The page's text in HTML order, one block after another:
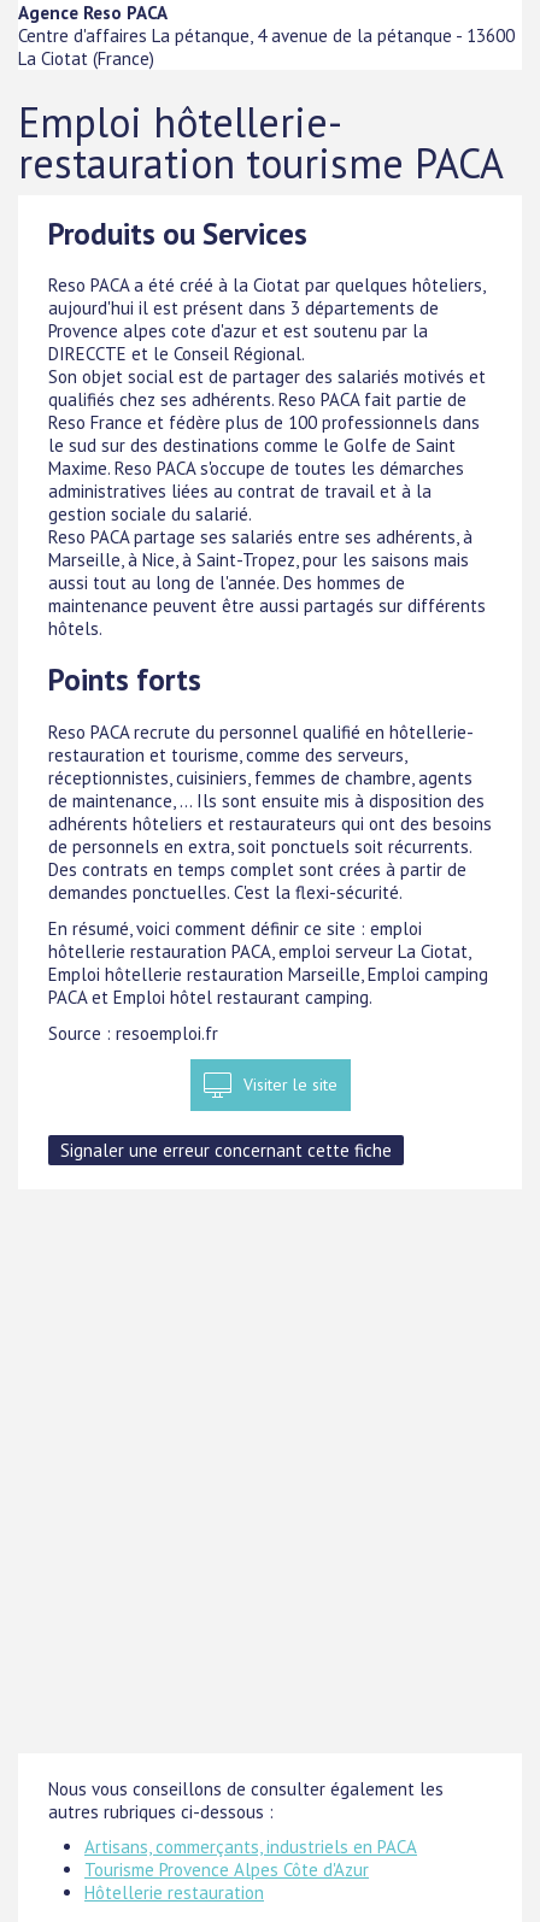
Agence Reso PACA
Centre d'affaires La pétanque, 4 avenue de la pétanque - 13600
La Ciotat (France)
Emploi hôtellerie-
restauration tourisme PACA
Produits ou Services
Reso PACA a été créé à la Ciotat par quelques hôteliers,
aujourd'hui il est présent dans 3 départements de
Provence alpes cote d'azur et est soutenu par la
DIRECCTE et le Conseil Régional.
Son objet social est de partager des salariés motivés et
qualifiés chez ses adhérents. Reso PACA fait partie de
Reso France et fédère plus de 100 professionnels dans
le sud sur des destinations comme le Golfe de Saint
Maxime. Reso PACA s'occupe de toutes les démarches
administratives liées au contrat de travail et à la
gestion sociale du salarié.
Reso PACA partage ses salariés entre ses adhérents, à
Marseille, à Nice, à Saint-Tropez, pour les saisons mais
aussi tout au long de l'année. Des hommes de
maintenance peuvent être aussi partagés sur différents
hôtels.
Points forts
Reso PACA recrute du personnel qualifié en hôtellerie-
restauration et tourisme, comme des serveurs,
réceptionnistes, cuisiniers, femmes de chambre, agents
de maintenance, ... Ils sont ensuite mis à disposition des
adhérents hôteliers et restaurateurs qui ont des besoins
de personnels en extra, soit ponctuels soit récurrents.
Des contrats en temps complet sont crées à partir de
demandes ponctuelles. C'est la flexi-sécurité.
En résumé, voici comment définir ce site : emploi
hôtellerie restauration PACA, emploi serveur La Ciotat,
Emploi hôtellerie restauration Marseille, Emploi camping
PACA et Emploi hôtel restaurant camping.
Source : resoemploi.fr
Visiter le site
Nous vous conseillons de consulter également les
autres rubriques ci-dessous :
Artisans, commerçants, industriels en PACA
Tourisme Provence Alpes Côte d'Azur
Hôtellerie restauration